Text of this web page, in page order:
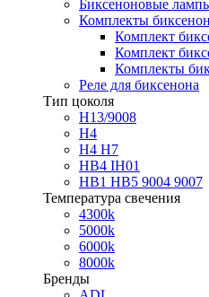
Биксеноновые
Комплекты
Комплект
Комплект
Комплекты
Реле для биксенона
Тип цоколя
H13/9008
H4
H4 H7
HB4 IH01
HB1 HB5 9004 9007
Температура свечения
4300k
5000k
6000k
8000k
Бренды